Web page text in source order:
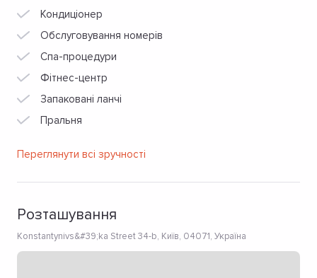
Кондиціонер
Обслуговування номерів
Спа-процедури
Фітнес-центр
Запаковані ланчі
Пральня
Переглянути всі зручності
Розташування
Konstantynivs&#39;ka Street 34-b, Київ, 04071, Україна